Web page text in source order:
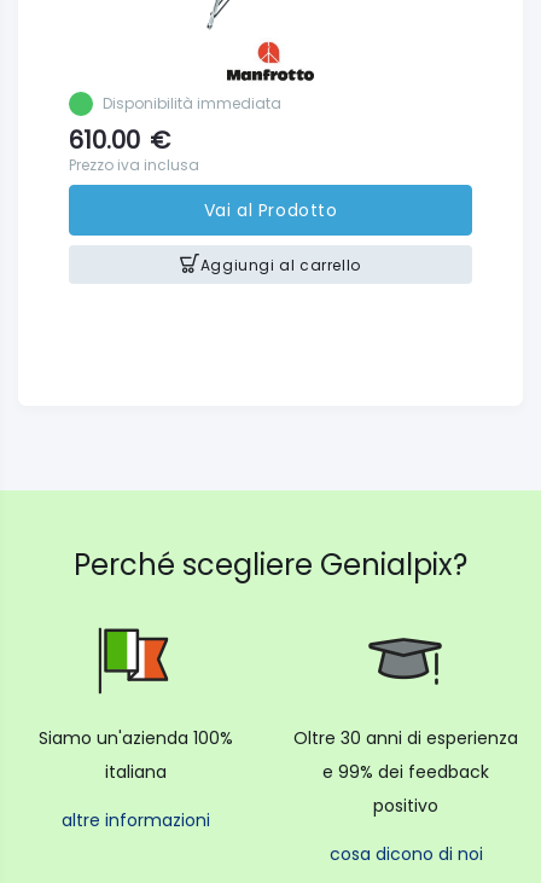
Disponibilità immediata
610.00 €
Prezzo iva inclusa
Vai al Prodotto
Aggiungi al carrello
Perché scegliere Genialpix?
Siamo un'azienda 100%
italiana
altre informazioni
Oltre 30 anni di esperienza
e 99% dei feedback
positivo
cosa dicono di noi